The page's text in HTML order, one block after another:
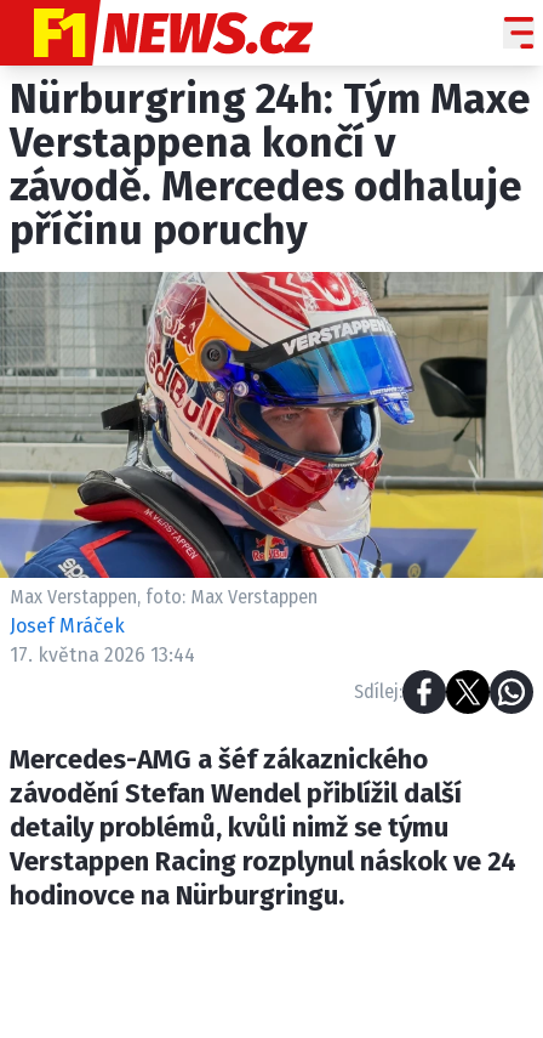
NOVINKY
GRAND PRIX
PADDOCK LINE
TECHNIKA
HISTORIE GP
PROFILY JEZDCŮ
PROFILY TÝMŮ
ROZHOVORY
OSTATNÍ
SLEDUJTE NÁS NA|
ETICKÝ KODEX
KONTAKT
OSOBNÍ ÚDAJE / COOKIES
Provozovatelem serveru F1NEWS.cz je
INCORP MEDIA GROUP s.r.o., IČ: 118 23 054
Nürburgring 24h: Tým Maxe
Verstappena končí v
závodě. Mercedes odhaluje
příčinu poruchy
Max Verstappen, foto: Max Verstappen
Josef Mráček
17. května 2026 13:44
Sdílej:
Mercedes-AMG a šéf zákaznického
závodění Stefan Wendel přiblížil další
detaily problémů, kvůli nimž se týmu
Verstappen Racing rozplynul náskok ve 24
hodinovce na Nürburgringu.